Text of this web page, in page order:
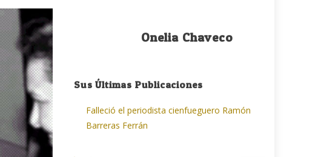
Onelia Chaveco
Sus Últimas Publicaciones
Falleció el periodista cienfueguero Ramón
Barreras Ferrán